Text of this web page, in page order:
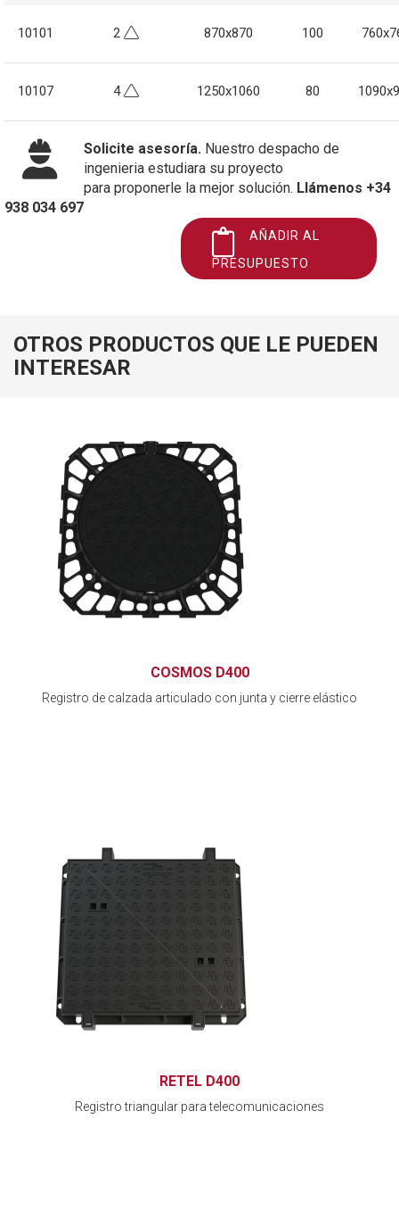
10101 2 870x870 100
10107 4 1250x1060 80
Solicite asesoría. Nuestro despacho de
ingenieria estudiara su proyecto
para proponerle la mejor solución. Llámenos +34
938 034 697
AÑADIR AL
PRESUPUESTO
OTROS PRODUCTOS QUE LE PUEDEN
INTERESAR
COSMOS D400
Registro de calzada articulado con junta y cierre elástico
RETEL D400
Registro triangular para telecomunicaciones